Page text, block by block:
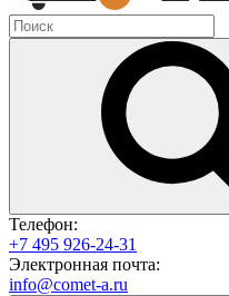
Телефон:
+7 495 926-24-31
Электронная почта:
info@comet-a.ru